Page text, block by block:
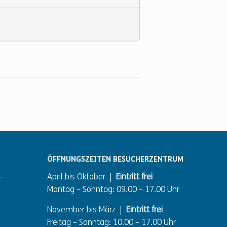
ÖFFNUNGSZEITEN BESUCHERZENTRUM
April bis Oktober |
Eintritt frei
Montag – Sonntag: 09.00 – 17.00 Uhr
November bis März |
Eintritt frei
Freitag – Sonntag: 10.00 – 17.00 Uhr